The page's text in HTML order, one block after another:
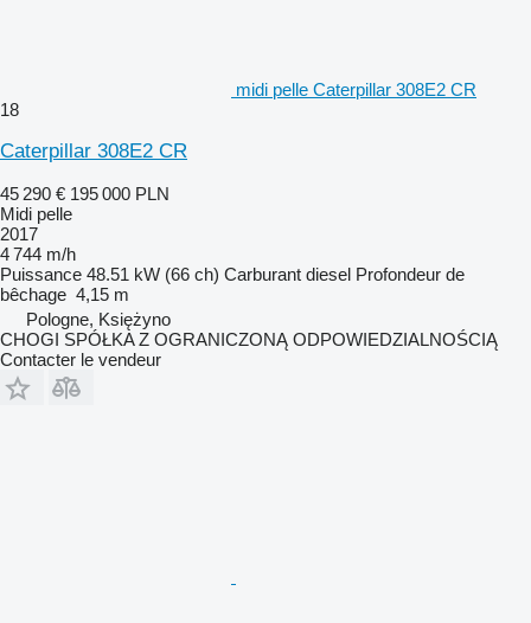
midi pelle Caterpillar 308E2 CR
18
Caterpillar 308E2 CR
45 290 € 195 000 PLN
Midi pelle
2017
4 744 m/h
Puissance 48.51 kW (66 ch) Carburant diesel Profondeur de
bêchage 4,15 m
Pologne, Księżyno
CHOGI SPÓŁKA Z OGRANICZONĄ ODPOWIEDZIALNOŚCIĄ
Contacter le vendeur